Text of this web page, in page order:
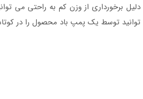
دلیل برخورداری از وزن کم به راحتی می
توانید توسط یک پمپ باد محصول را در